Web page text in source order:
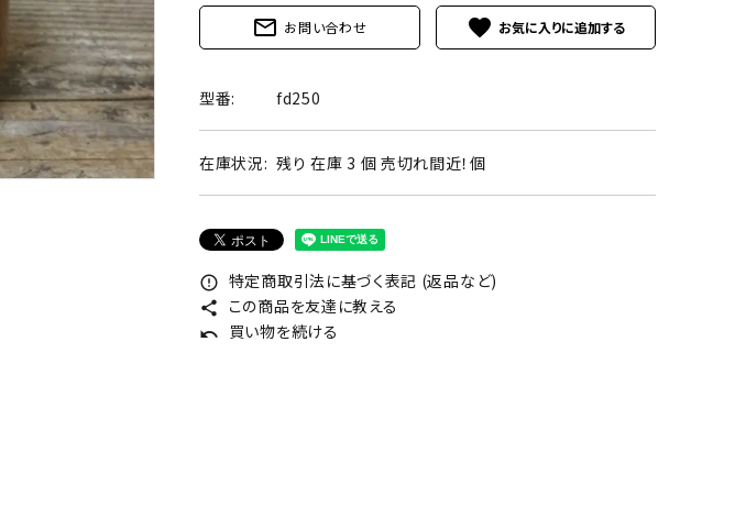
mail_outline お問い合わせ favorite
型番: fd250
在庫状況: 残り 在庫 3 個 売切れ間近！個
error_outline 特定商取引法に基づく表記 (返品など)
share この商品を友達に教える
undo 買い物を続ける